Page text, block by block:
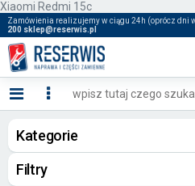
Xiaomi Redmi 15c
Zamówienia realizujemy w ciągu 24h (oprócz dni
200 sklep@reserwis.pl
Kategorie
Filtry